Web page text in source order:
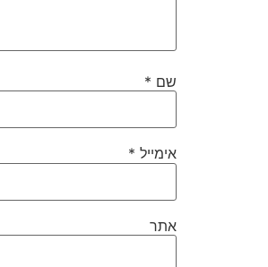
שם *
אימייל *
אתר